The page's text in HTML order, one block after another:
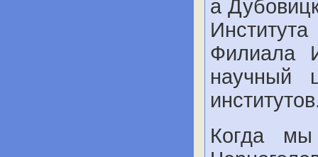
а
Филиала
научный
Когда